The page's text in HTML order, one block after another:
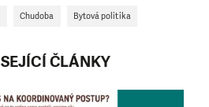
Chudoba Bytová politika
ČLÁNKY